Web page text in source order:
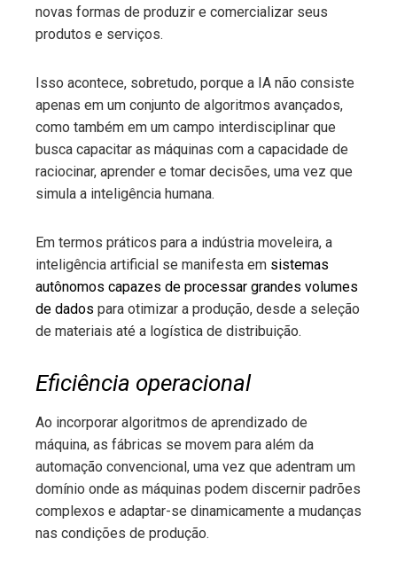
novas formas de produzir e comercializar seus
produtos e serviços.
Isso acontece, sobretudo, porque a IA não consiste
apenas em um conjunto de algoritmos avançados,
como também em um campo interdisciplinar que
busca capacitar as máquinas com a capacidade de
raciocinar, aprender e tomar decisões, uma vez que
simula a inteligência humana.
Em termos práticos para a indústria moveleira, a
inteligência artificial se manifesta em sistemas
autônomos capazes de processar grandes volumes
de dados para otimizar a produção, desde a seleção
de materiais até a logística de distribuição.
Eficiência operacional
Ao incorporar algoritmos de aprendizado de
máquina, as fábricas se movem para além da
automação convencional, uma vez que adentram um
domínio onde as máquinas podem discernir padrões
complexos e adaptar-se dinamicamente a mudanças
nas condições de produção.